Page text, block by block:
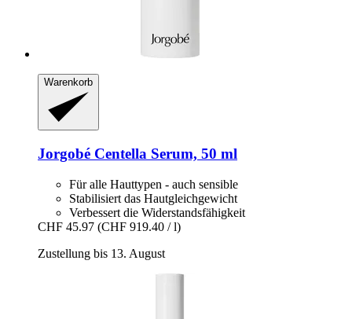
Warenkorb
Jorgobé Centella Serum, 50 ml
Für alle Hauttypen - auch sensible
Stabilisiert das Hautgleichgewicht
Verbessert die Widerstandsfähigkeit
CHF 45.97 (CHF 919.40 / l)
Zustellung bis 13. August